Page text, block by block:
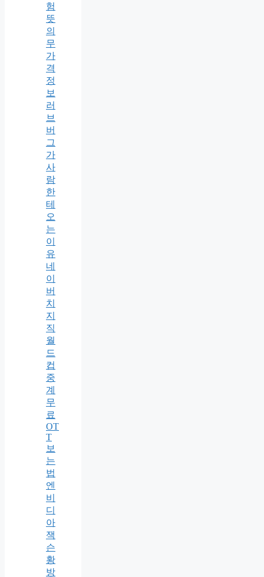
험
뜻
의
무
가
격
정
보
러
브
버
그
가
사
람
한
테
오
는
이
유
네
이
버
치
지
직
월
드
컵
중
계
무
료
OT
T
보
는
법
엔
비
디
아
잭
슨
황
방